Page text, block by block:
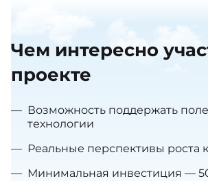
Чем интересно
проекте
— Возможность поддержать
технологии
— Реальные перспективы роста
— Минимальная инвестиция —